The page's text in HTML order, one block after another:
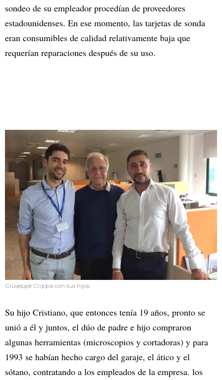
sondeo de su empleador procedían de proveedores
estadounidenses. En ese momento, las tarjetas de sonda
eran consumibles de calidad relativamente baja que
requerían reparaciones después de su uso.
Giuseppe Crippa con sus hijos
Su hijo Cristiano, que entonces tenía 19 años, pronto se
unió a él y juntos, el dúo de padre e hijo compraron
algunas herramientas (microscopios y cortadoras) y para
1993 se habían hecho cargo del garaje, el ático y el
sótano, contratando a los empleados de la empresa. los